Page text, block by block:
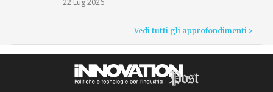
22 Lug 2026
Vedi tutti gli approfondimenti >